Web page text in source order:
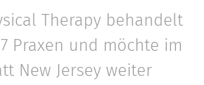
Therapy behandelt
Praxen und möchte im
New Jersey weiter